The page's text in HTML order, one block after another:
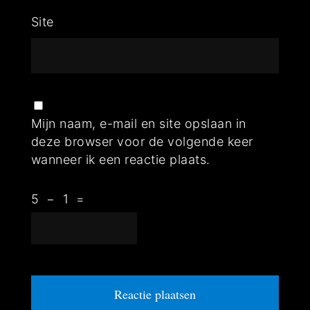
Site
Mijn naam, e-mail en site opslaan in
deze browser voor de volgende keer
wanneer ik een reactie plaats.
5 − 1 =